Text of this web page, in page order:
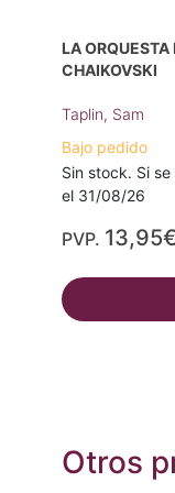
LA
CHAIKOVSKI
Taplin, Sam
Bajo pedido
Sin stock. Si
el 31/08/26
PVP. 13,95€
Otros